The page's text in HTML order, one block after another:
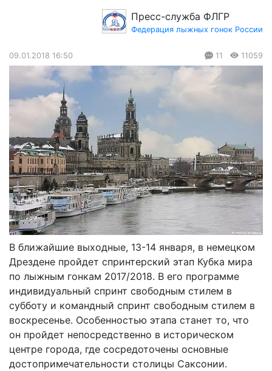
Пресс-служба ФЛГР
Федерация лыжных гонок России
09.01.2018 16:50 11 11059
В ближайшие выходные, 13-14 января, в немецком
Дрездене пройдет спринтерский этап Кубка мира
по лыжным гонкам 2017/2018. В его программе
индивидуальный спринт свободным стилем в
субботу и командный спринт свободным стилем в
воскресенье. Особенностью этапа станет то, что
он пройдет непосредственно в историческом
центре города, где сосредоточены основные
достопримечательности столицы Саксонии.